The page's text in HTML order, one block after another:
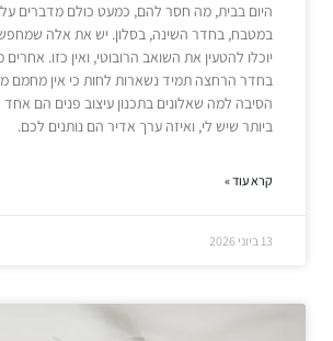
היום בבית, מה חסר להם, כמעט כולם מדברים
במטבח, בחדר השינה, בסלון. יש את אלה
יוכלו להטעין את השואב הרובוטי, ואין כזו.
בחדר הרחצה תמיד נשארות לחות כי אין מחמם
הסיבה למה שאלונים בתכנון עיצוב פנים הם
ביותר שיש לי, ואיזה ערך אדיר הם נותנים לכם.
קרא עוד »
13 ביוני 2026